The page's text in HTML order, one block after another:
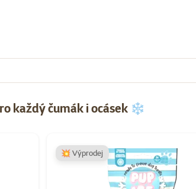
každý čumák i ocásek ❄️
💥 Výprodej